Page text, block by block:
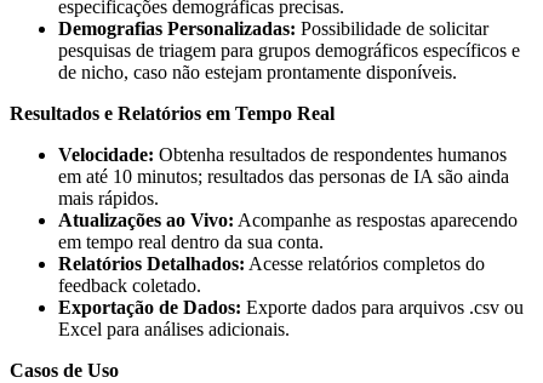
especificações demográficas precisas.
Demografias Personalizadas: Possibilidade de solicitar
pesquisas de triagem para grupos demográficos específicos e
de nicho, caso não estejam prontamente disponíveis.
Resultados e Relatórios em Tempo Real
Velocidade: Obtenha resultados de respondentes humanos
em até 10 minutos; resultados das personas de IA são ainda
mais rápidos.
Atualizações ao Vivo: Acompanhe as respostas aparecendo
em tempo real dentro da sua conta.
Relatórios Detalhados: Acesse relatórios completos do
feedback coletado.
Exportação de Dados: Exporte dados para arquivos .csv ou
Excel para análises adicionais.
Casos de Uso